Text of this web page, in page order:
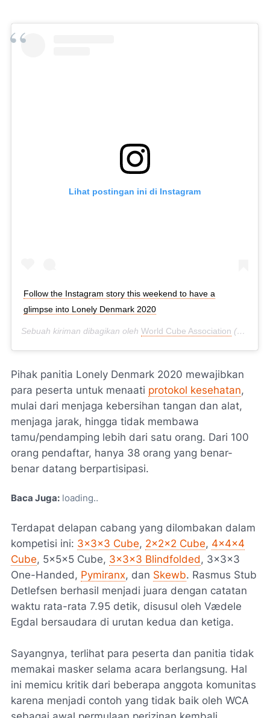
Lihat postingan ini di Instagram
Follow the Instagram story this weekend to have a
glimpse into Lonely Denmark 2020
Sebuah kiriman dibagikan oleh World Cube Association (@thewcaofficial) pada
Pihak panitia Lonely Denmark 2020 mewajibkan
para peserta untuk menaati protokol kesehatan,
mulai dari menjaga kebersihan tangan dan alat,
menjaga jarak, hingga tidak membawa
tamu/pendamping lebih dari satu orang. Dari 100
orang pendaftar, hanya 38 orang yang benar-
benar datang berpartisipasi.
Baca Juga: loading
Terdapat delapan cabang yang dilombakan dalam
kompetisi ini: 3x3x3 Cube, 2x2x2 Cube, 4x4x4
Cube, 5x5x5 Cube, 3x3x3 Blindfolded, 3x3x3
One-Handed, Pymiranx, dan Skewb. Rasmus Stub
Detlefsen berhasil menjadi juara dengan catatan
waktu rata-rata 7.95 detik, disusul oleh Vædele
Egdal bersaudara di urutan kedua dan ketiga.
Sayangnya, terlihat para peserta dan panitia tidak
memakai masker selama acara berlangsung. Hal
ini memicu kritik dari beberapa anggota komunitas
karena menjadi contoh yang tidak baik oleh WCA